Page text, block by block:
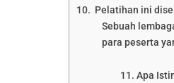
Pelatihan ini
Sebuah
para peserta
Apa